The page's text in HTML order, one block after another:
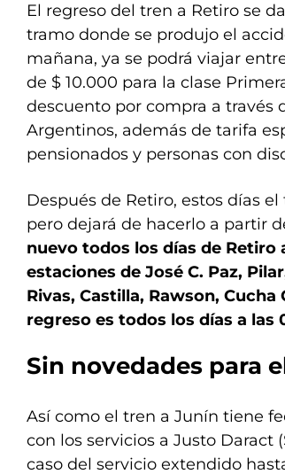
El regreso del tren a Retiro se
tramo donde se produjo el
mañana, ya se podrá viajar
de $ 10.000 para la clase
descuento por compra a través
Argentinos, además de tarifa
pensionados y personas con
Después de Retiro, estos días
pero dejará de hacerlo a partir
nuevo todos los días de Retiro
estaciones de José C. Paz,
Rivas, Castilla, Rawson, Cucha
regreso es todos los días a las
Sin novedades para
Así como el tren a Junín tiene
con los servicios a Justo Daract
caso del servicio extendido